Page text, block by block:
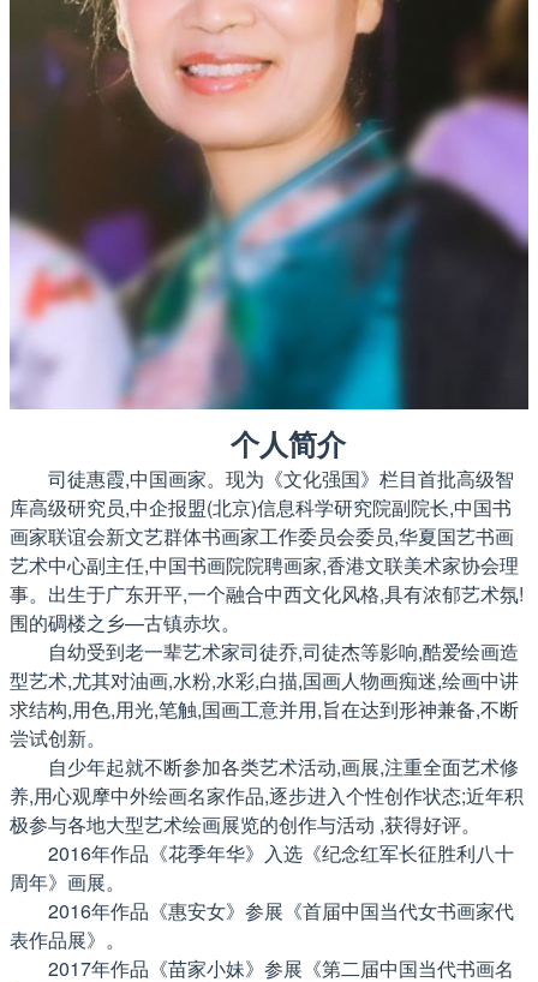
个人简介
司徒惠霞,中国画家。现为《文化强国》栏目首批高级智
库高级研究员,中企报盟(北京)信息科学研究院副院长,中国书
画家联谊会新文艺群体书画家工作委员会委员,华夏国艺书画
艺术中心副主任,中国书画院院聘画家,香港文联美术家协会理
事。出生于广东开平,一个融合中西文化风格,具有浓郁艺术氛!
围的碉楼之乡—古镇赤坎。
自幼受到老一辈艺术家司徒乔,司徒杰等影响,酷爱绘画造
型艺术,尤其对油画,水粉,水彩,白描,国画人物画痴迷,绘画中讲
求结构,用色,用光,笔触,国画工意并用,旨在达到形神兼备,不断
尝试创新。
自少年起就不断参加各类艺术活动,画展,注重全面艺术修
养,用心观摩中外绘画名家作品,逐步进入个性创作状态;近年积
极参与各地大型艺术绘画展览的创作与活动 ,获得好评。
2016年作品《花季年华》入选《纪念红军长征胜利八十
周年》画展。
2016年作品《惠安女》参展《首届中国当代女书画家代
表作品展》。
2017年作品《苗家小妹》参展《第二届中国当代书画名